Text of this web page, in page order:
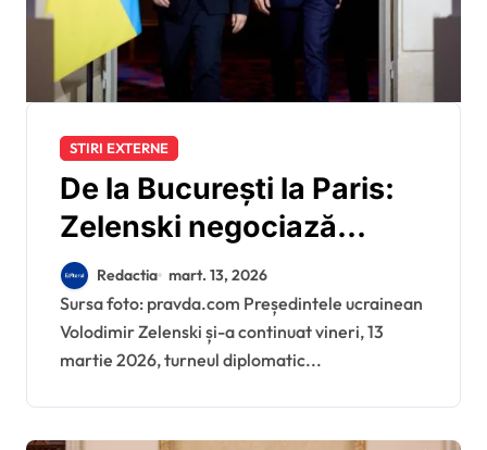
STIRI EXTERNE
De la București la Paris:
Zelenski negociază
deblocarea împrumutului
de 90 de miliarde de euro
după vizita în România
Redactia mart. 13, 2026
Sursa foto: pravda.com Președintele ucrainean
Volodimir Zelenski și-a continuat vineri, 13
martie 2026, turneul diplomatic...